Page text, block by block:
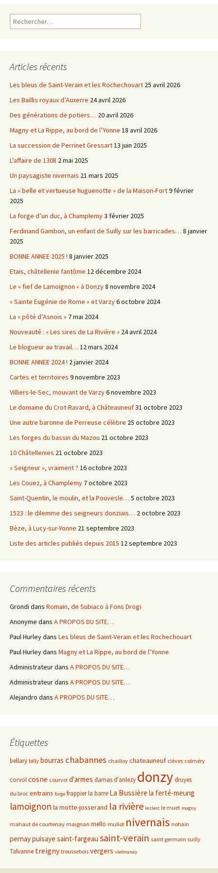
Rechercher :
Articles récents
Les bleus de Saint-Verain et les Rochechouart 25 avril 2026
Les Baillis royaux d’Auxerre 24 avril 2026
Des générations de potiers… 20 avril 2026
Magny et La Rippe, au bord de l’Yonne 18 avril 2026
La succession de Perrinet Gressart13 juin 2025
L’affaire de 1308 2 mai 2025
Un paysagiste nivernais 21 mars 2025
La « belle et vertueuse huguenotte » de la Maison-Fort9 février
2025
La forge d’un duc, à Champlemy3 février 2025
Ferdinand Gambon, un enfant de Suilly sur les barricades… 8 janvier
2025
BONNE ANNEE 2025 ! 8 janvier 2025
Etais, châtellenie fantôme 12 décembre 2024
Le « fief de Lamoignon » à Donzy8 novembre 2024
« Sainte Eugénie de Rome » et Varzy6 octobre 2024
La « pôté d’Asnois » 7 mai 2024
Nouveauté : « Les sires de La Rivière » 24 avril 2024
Le blogueur au travail… 12 mars 2024
BONNE ANNEE 2024 ! 2 janvier 2024
Cartes et territoires 9 novembre 2023
Villiers-le-Sec, mouvant de Varzy6 novembre 2023
Le domaine du Crot-Ravard, à Châteauneuf31 octobre 2023
Une autre baronne de Perreuse célèbre 25 octobre 2023
Les forges du bassin du Mazou 21 octobre 2023
10 Châtellenies 21 octobre 2023
« Seigneur », vraiment ? 16 octobre 2023
Les Couez, à Champlemy 7 octobre 2023
Saint-Quentin, le moulin, et la Pouvesle… 5 octobre 2023
1523 : le dilemme des seigneurs donziais… 2 octobre 2023
Bèze, à Lucy-sur-Yonne 21 septembre 2023
Liste des articles publiés depuis 2015 12 septembre 2023
Commentaires récents
Grondi dans Romain, de Subiaco à Fons Drogi
Anonyme dans A PROPOS DU SITE…
Paul Hurleydans Les bleus de Saint-Verain et les Rochechouart
Paul Hurleydans Magny et La Rippe, au bord de l’Yonne
Administrateurdans A PROPOS DU SITE…
Administrateurdans A PROPOS DU SITE…
Alejandro dans A PROPOS DU SITE…
Étiquettes
bellary billy bourras chabannes chailloy chateauneuf clèves colméry
corvolcosne courvol d'armes damas d'anlezy donzydruyes
du broc entrains forge frappierla barre La Bussière la ferté-meung
lamoignon la motte-josserand la rivière le clerc le muet magny
mahaut de courtenay maignan mello mullot nivernais nohain
pernaypuisaye saint-fargeau saint-verain saint germain suilly
Talvanne treigny troussebois vergers vielmanay